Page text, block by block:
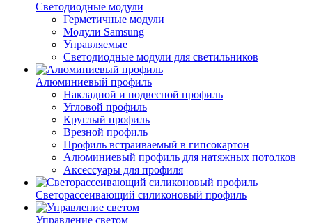
Светодиодные модули
Герметичные модули
Модули Samsung
Управляемые
Светодиодные модули для светильников
Алюминиевый профиль
Накладной и подвесной профиль
Угловой профиль
Круглый профиль
Врезной профиль
Профиль встраиваемый в гипсокартон
Алюминиевый профиль для натяжных потолков
Аксессуары для профиля
Светорассеивающий силиконовый профиль
Управление светом